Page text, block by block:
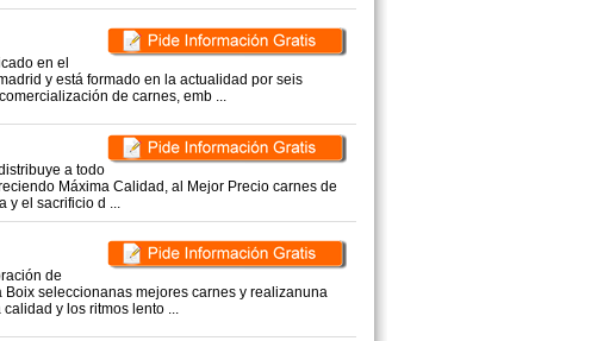
en el
y está formado en la actualidad por seis
de carnes, emb ...
a todo
Máxima Calidad, al Mejor Precio carnes de
y el sacrificio d ...
de
seleccionanas mejores carnes y realizanuna
y los ritmos lento ...